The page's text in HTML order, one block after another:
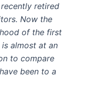
retired
Now the
of the first
almost at an
to compare
been to a